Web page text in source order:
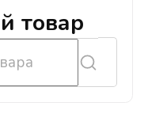
товар